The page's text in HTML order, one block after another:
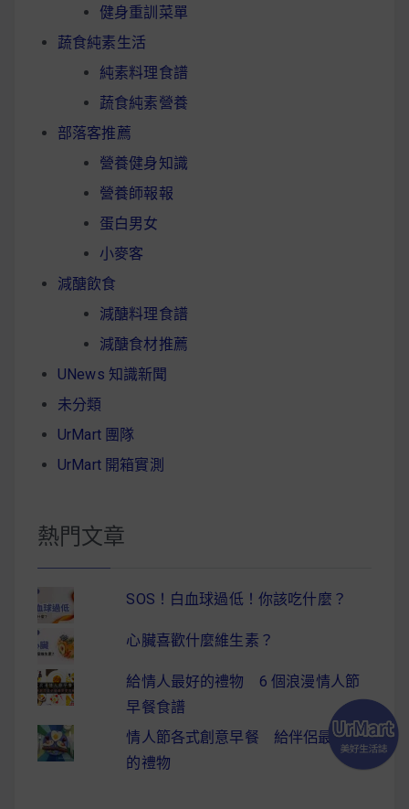
健身重訓菜單
蔬食純素生活
純素料理食譜
蔬食純素營養
部落客推薦
營養健身知識
營養師報報
蛋白男女
小麥客
減醣飲食
減醣料理食譜
減醣食材推薦
UNews 知識新聞
未分類
UrMart 團隊
UrMart 開箱實測
熱門文章
SOS！白血球過低！你該吃什麼？
心臟喜歡什麼維生素？
給情人最好的禮物 6 個浪漫情人節
早餐食譜
情人節各式創意早餐 給伴侶最驚喜
的禮物